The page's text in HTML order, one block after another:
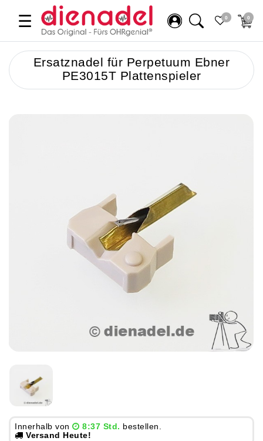
☰ 0 0
Ersatznadel für Perpetuum Ebner
PE3015T Plattenspieler
Innerhalb von 8:37 Std. bestellen.
Versand Heute!